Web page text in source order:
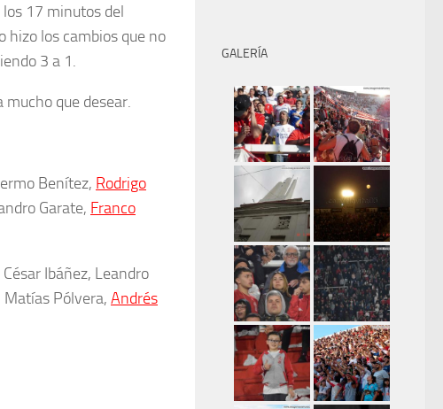
17 minutos del
hizo los cambios que no
3 a 1.
mucho que desear.
Benítez, Rodrigo
Garate, Franco
Ibáñez, Leandro
Matías Pólvera, Andrés
GALERÍA